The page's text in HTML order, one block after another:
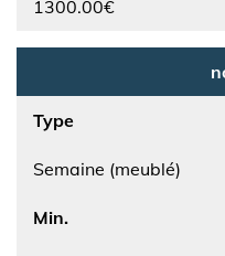
1300.00€
Type
Semaine (meublé)
Min.